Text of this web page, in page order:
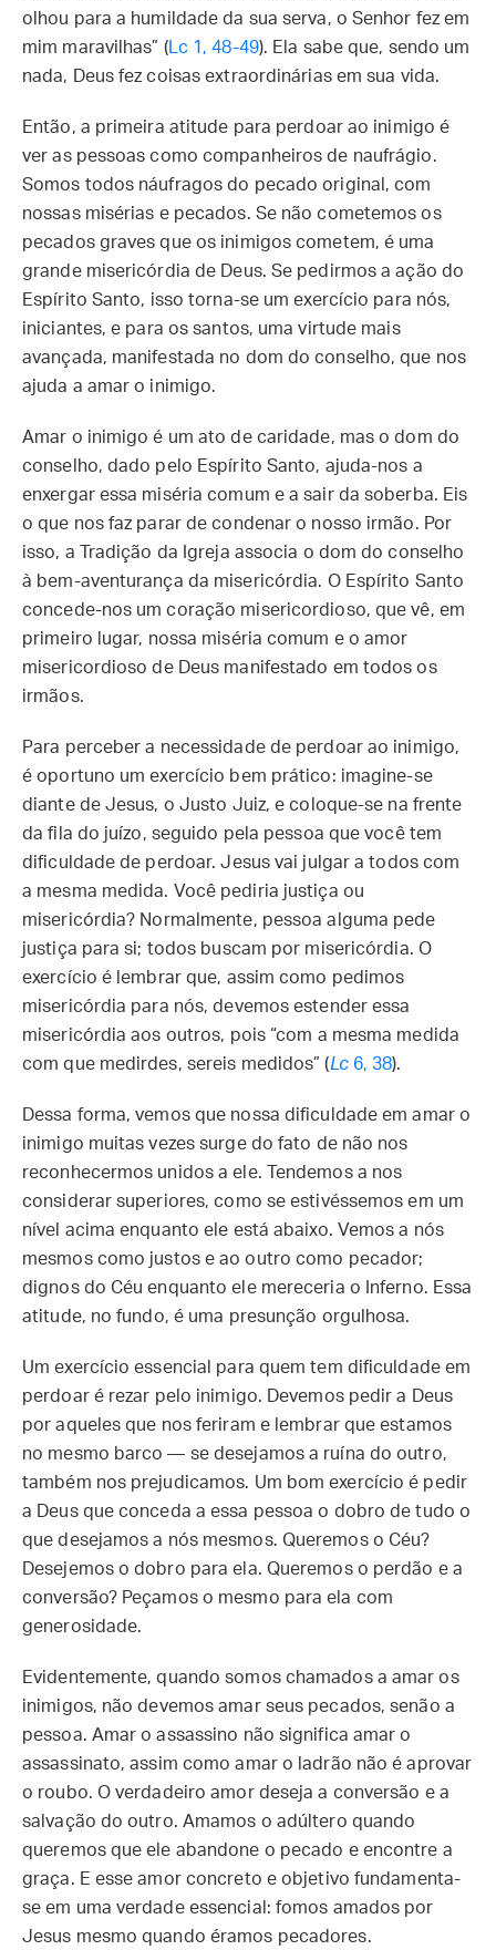
olhou para a humildade da sua serva, o Senhor fez em
mim maravilhas” (Lc 1, 48-49). Ela sabe que, sendo um
nada, Deus fez coisas extraordinárias em sua vida.
Então, a primeira atitude para perdoar ao inimigo é
ver as pessoas como companheiros de naufrágio.
Somos todos náufragos do pecado original, com
nossas misérias e pecados. Se não cometemos os
pecados graves que os inimigos cometem, é uma
grande misericórdia de Deus. Se pedirmos a ação do
Espírito Santo, isso torna-se um exercício para nós,
iniciantes, e para os santos, uma virtude mais
avançada, manifestada no dom do conselho, que nos
ajuda a amar o inimigo.
Amar o inimigo é um ato de caridade, mas o dom do
conselho, dado pelo Espírito Santo, ajuda-nos a
enxergar essa miséria comum e a sair da soberba. Eis
o que nos faz parar de condenar o nosso irmão. Por
isso, a Tradição da Igreja associa o dom do conselho
à bem-aventurança da misericórdia. O Espírito Santo
concede-nos um coração misericordioso, que vê, em
primeiro lugar, nossa miséria comum e o amor
misericordioso de Deus manifestado em todos os
irmãos.
Para perceber a necessidade de perdoar ao inimigo,
é oportuno um exercício bem prático: imagine-se
diante de Jesus, o Justo Juiz, e coloque-se na frente
da fila do juízo, seguido pela pessoa que você tem
dificuldade de perdoar. Jesus vai julgar a todos com
a mesma medida. Você pediria justiça ou
misericórdia? Normalmente, pessoa alguma pede
justiça para si; todos buscam por misericórdia. O
exercício é lembrar que, assim como pedimos
misericórdia para nós, devemos estender essa
misericórdia aos outros, pois “com a mesma medida
com que medirdes, sereis medidos” (Lc6, 38).
Dessa forma, vemos que nossa dificuldade em amar o
inimigo muitas vezes surge do fato de não nos
reconhecermos unidos a ele. Tendemos a nos
considerar superiores, como se estivéssemos em um
nível acima enquanto ele está abaixo. Vemos a nós
mesmos como justos e ao outro como pecador;
dignos do Céu enquanto ele mereceria o Inferno. Essa
atitude, no fundo, é uma presunção orgulhosa.
Um exercício essencial para quem tem dificuldade em
perdoar é rezar pelo inimigo. Devemos pedir a Deus
por aqueles que nos feriram e lembrar que estamos
no mesmo barco — se desejamos a ruína do outro,
também nos prejudicamos. Um bom exercício é pedir
a Deus que conceda a essa pessoa o dobro de tudo o
que desejamos a nós mesmos. Queremos o Céu?
Desejemos o dobro para ela. Queremos o perdão e a
conversão? Peçamos o mesmo para ela com
generosidade.
Evidentemente, quando somos chamados a amar os
inimigos, não devemos amar seus pecados, senão a
pessoa. Amar o assassino não significa amar o
assassinato, assim como amar o ladrão não é aprovar
o roubo. O verdadeiro amor deseja a conversão e a
salvação do outro. Amamos o adúltero quando
queremos que ele abandone o pecado e encontre a
graça. E esse amor concreto e objetivo fundamenta-
se em uma verdade essencial: fomos amados por
Jesus mesmo quando éramos pecadores.